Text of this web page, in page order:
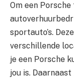
Om een
sportauto’s.
verschillende
je een Porsche
jou is.